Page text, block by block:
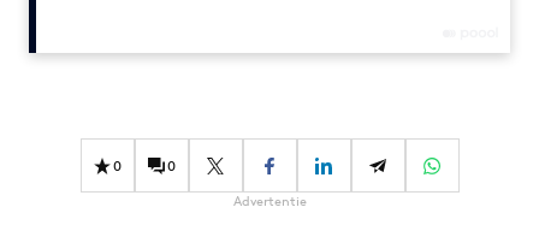
0 0
Advertentie